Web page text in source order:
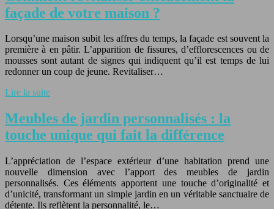
façade de votre maison ?
Lorsqu’une maison subit les affres du temps, la façade est souvent la
première à en pâtir. L’apparition de fissures, d’efflorescences ou de
mousses sont autant de signes qui indiquent qu’il est temps de lui
redonner un coup de jeune. Revitaliser…
Lire la suite
Meubles de jardin personnalisés : la
touche unique qui fait la différence
L’appréciation de l’espace extérieur d’une habitation prend une
nouvelle dimension avec l’apport des meubles de jardin
personnalisés. Ces éléments apportent une touche d’originalité et
d’unicité, transformant un simple jardin en un véritable sanctuaire de
détente. Ils reflètent la personnalité, le…